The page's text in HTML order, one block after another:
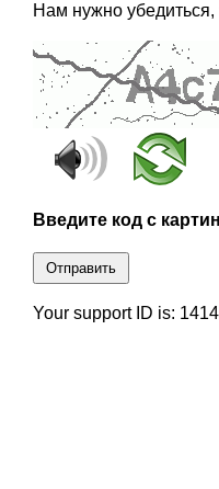
Нам нужно
Введите код с
Отправить
Your support ID is: